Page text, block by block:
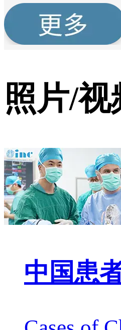
照片/
中国患